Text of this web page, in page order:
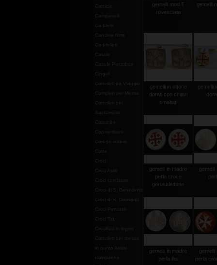
Campanelli
Candele
Candele finte
Candelieri
Casule
Casule Pietrobon
Cingoli
Completi da Viaggio
Completi per Messa
Completi per
Sacramenti
Copertine
Copriamboni
Corone statue
Cotte
Croci
Croci Astili
Croci con base
Croci di S. Benedetto
Croci di S. Damiano
Croci Pettorali
Croci Tau
Crocifissi in legno
Completi per messa
in punto Assisi
Dalmatiche
gemelli mod.T
rovesciata
gemelli
gemelli in ottone
dorati con chiavi
smaltati
gemelli
gemelli in madre
perla croce
gerusalemme
gemelli in madre
perla ihs
perla